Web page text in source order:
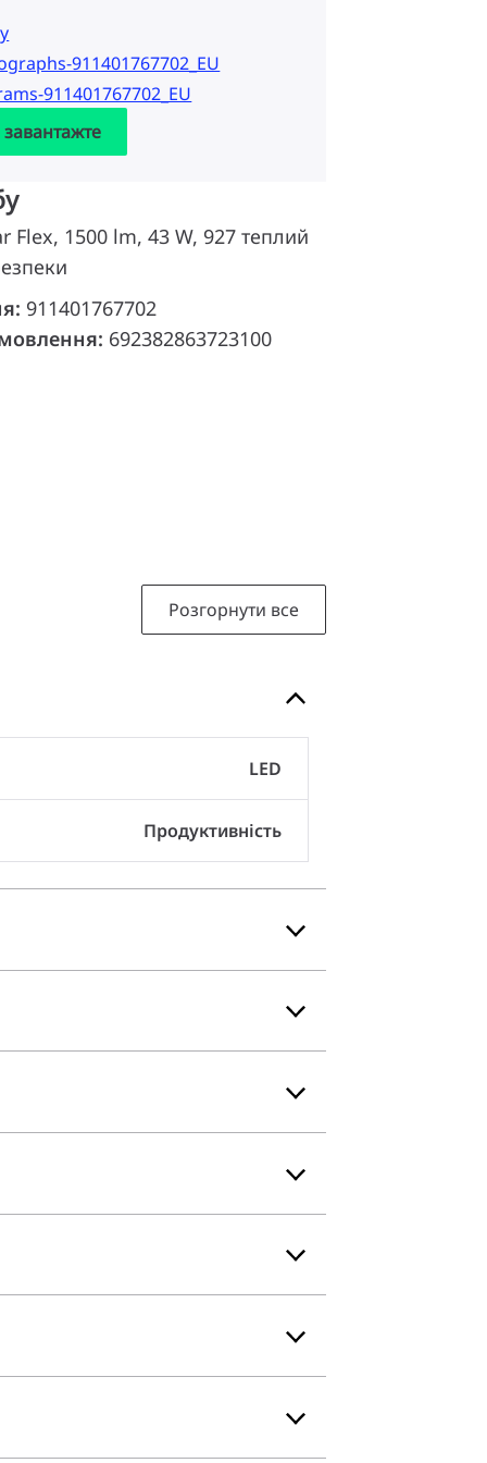
911401767702_EU
911401767702_EU
завантажте
Flex, 1500 lm, 43 W, 927 теплий
911401767702
692382863723100
Розгорнути все
LED
Продуктивність